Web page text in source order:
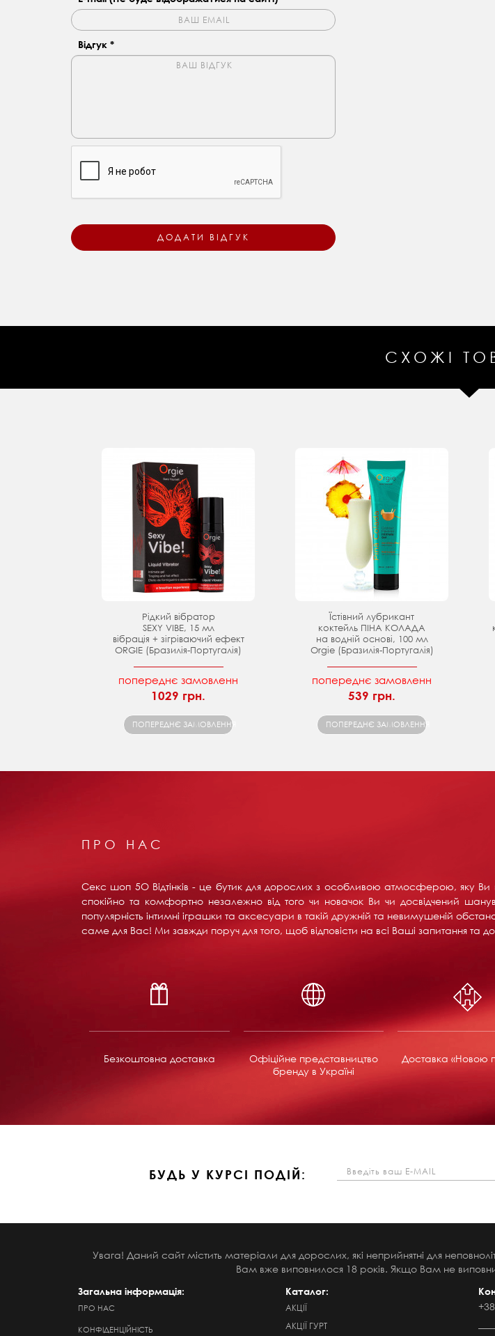
Відгук *
СХОЖІ
Рідкий вібратор
SEXY VIBE, 15 мл
вібрація + зігріваючий ефект
ORGIE (Бразилія-Португалія)
попереднє замовленн
1029 грн.
ПОПЕРЕДНЄ ЗАМОВЛЕННЯ
Їстівний лубрикант
коктейль ПІНА КОЛАДА
на водній основі, 100 мл
Orgie (Бразилія-Португалія)
попереднє замовленн
539 грн.
ПОПЕРЕДНЄ ЗАМОВЛЕННЯ
ПРО НАС
Секс шоп 5О Відтінків - це бутик для дорослих з особливою атмосферою, яку
спокійно та комфортно незалежно від того чи новачок Ви чи досвідчений
популярність інтимні іграшки та аксесуари в такій дружній та невимушеній
саме для Вас! Ми завжди поруч для того, щоб відповісти на всі Ваші запитання та
Безкоштовна доставка
Офіційне представництво
бренду в Україні
Доставка «Новою
БУДЬ У КУРСІ ПОДІЙ:
Увага! Даний сайт містить матеріали для дорослих, які неприйнятні для
Вам вже виповнилося 18 років. Якщо Вам не
Загальна інформація:
ПРО НАС
КОНФІДЕНЦІЙНІСТЬ
Каталог:
АКЦІЇ
АКЦІЇ ГУРТ